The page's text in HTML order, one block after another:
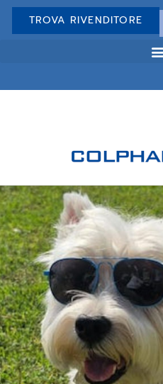
TROVA RIVENDITORE